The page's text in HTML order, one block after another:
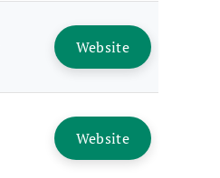
Website
Website